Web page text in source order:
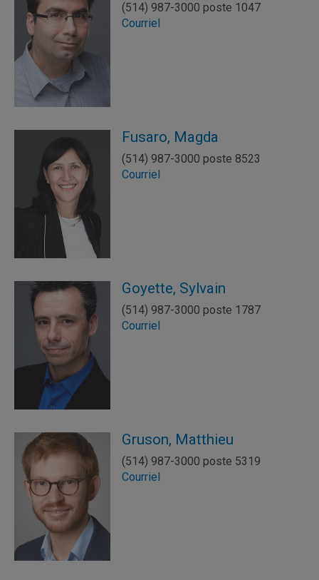
(514) 987-3000 poste 1047
Courriel
Fusaro, Magda
(514) 987-3000 poste 8523
Courriel
Goyette, Sylvain
(514) 987-3000 poste 1787
Courriel
Gruson, Matthieu
(514) 987-3000 poste 5319
Courriel